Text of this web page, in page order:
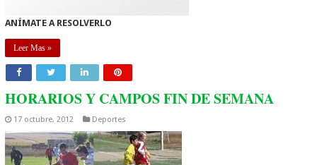
ANÍMATE A RESOLVERLO
Leer Mas »
HORARIOS Y CAMPOS FIN DE SEMANA
17 octubre, 2012 Deportes